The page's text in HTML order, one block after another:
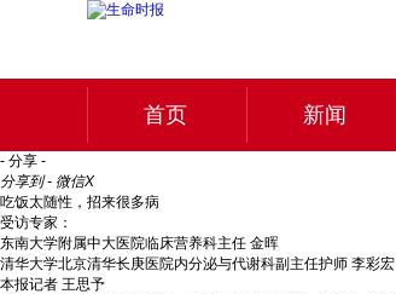
首页 新闻
- 分享 -
分享到 - 微信X
吃饭太随性，招来很多病
受访专家：
东南大学附属中大医院临床营养科主任 金晖
清华大学北京清华长庚医院内分泌与代谢科副主任护师 李彩宏
本报记者 王思予